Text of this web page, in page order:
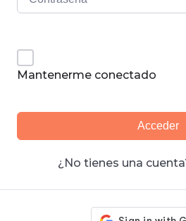
Mantenerme conectado
Acceder
¿No tienes una